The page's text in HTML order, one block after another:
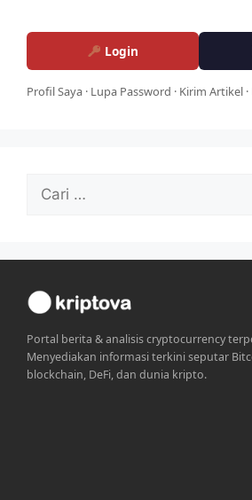
Login
Profil Saya · Lupa Password · Kirim Artikel ·
untuk:
Portal berita & analisis cryptocurrency
Menyediakan informasi terkini seputar
blockchain, DeFi, dan dunia kripto.